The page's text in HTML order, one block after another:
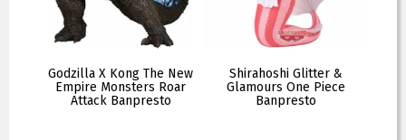
Godzilla X Kong The New
Empire Monsters Roar
Attack Banpresto
Shirahoshi Glitter &
Glamours One Piece
Banpresto